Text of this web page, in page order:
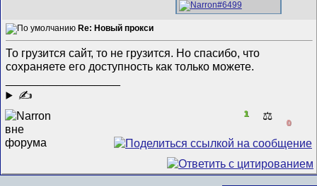
Re: Новый прокси
То грузится сайт, то не грузится. Но спасибо, что
сохраняете его доступность как только можете.
✍
1 ⚖️
0